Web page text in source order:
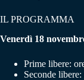
IL PROGRAMMA
Venerdì 18
Prime libere:
Seconde